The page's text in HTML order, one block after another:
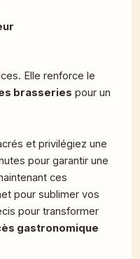
Elle renforce le
brasseries pour un
et privilégiez une
pour garantir une
ces
pour sublimer vos
pour transformer
gastronomique